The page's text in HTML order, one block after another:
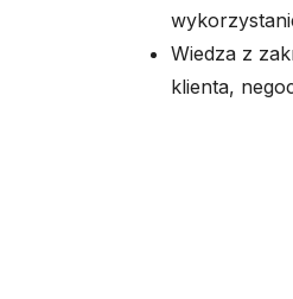
Wiedza z
klienta,